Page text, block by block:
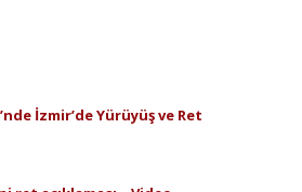
İzmir’de Yürüyüş ve Ret